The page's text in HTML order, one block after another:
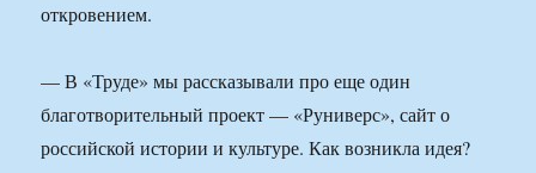
откровением.
— В «Труде» мы рассказывали про еще один
благотворительный проект — «Руниверс», сайт о
российской истории и культуре. Как возникла идея?